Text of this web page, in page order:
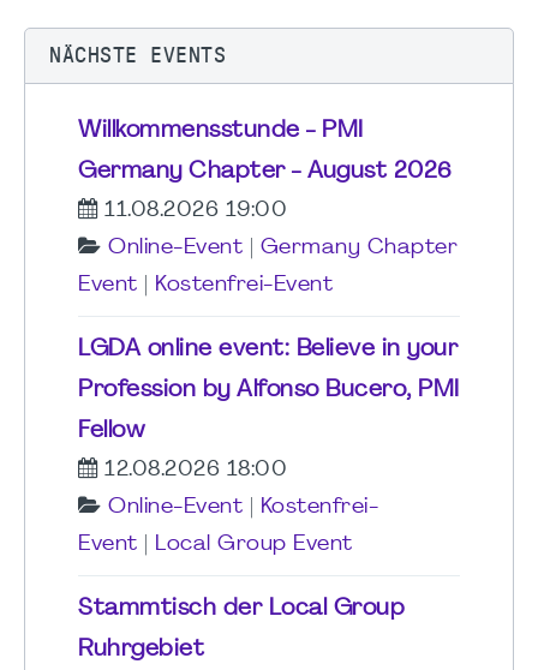
NÄCHSTE EVENTS
Willkommensstunde - PMI
Germany Chapter - August 2026
11.08.2026 19:00
Online-Event
Germany Chapter
Event
Kostenfrei-Event
LGDA online event: Believe in your
Profession by Alfonso Bucero, PMI
Fellow
12.08.2026 18:00
Online-Event
Kostenfrei-
Event
Local Group Event
Stammtisch der Local Group
Ruhrgebiet